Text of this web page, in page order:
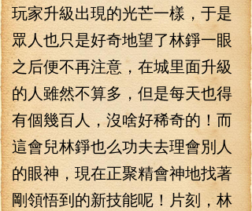
玩家升級出現的光芒一樣，于是
眾人也只是好奇地望了林錚一眼
之后便不再注意，在城里面升級
的人雖然不算多，但是每天也得
有個幾百人，沒啥好稀奇的！而
這會兒林錚也么功夫去理會別人
的眼神，現在正聚精會神地找著
剛領悟到的新技能呢！片刻，林